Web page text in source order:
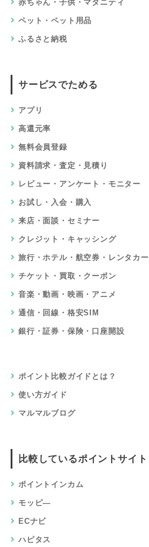
赤ちゃん・子供・マタニティ
ペット・ペット用品
ふるさと納税
サービスでためる
アプリ
高還元率
無料会員登録
資料請求・査定・見積り
レビュー・アンケート・モニター
お試し・入会・購入
来店・面談・セミナー
クレジット・キャッシング
旅行・ホテル・航空券・レンタカー
チケット・買取・クーポン
音楽・動画・映画・アニメ
通信・回線・格安SIM
銀行・証券・保険・口座開設
ポイント比較ガイドとは？
使い方ガイド
マルマルブログ
比較しているポイントサイト
ポイントインカム
モッピ―
ECナビ
ハピタス